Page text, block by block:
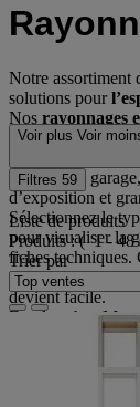
Notre assortiment
solutions pour
Nos rayonnages
accessoires sont
sortes de
l’espace de
d’exposition et
Sélectionnez le
pour visualiser la
fiches techniques.
achetable en ligne
devient facile.
En plus chez
produits de haute
toujours à votre
pour étudier des
vous conseiller
Voir plus Voir
Filtres 59
Liste de produits
Produits :( 1 - 48
Trier par